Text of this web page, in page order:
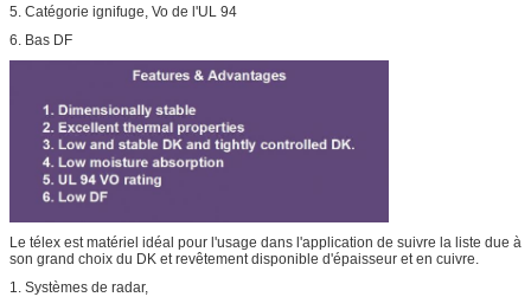
5. Catégorie ignifuge, Vo de l'UL 94
6. Bas DF
Le télex est matériel idéal pour l'usage dans l'application de suivre la liste due à
son grand choix du DK et revêtement disponible d'épaisseur et en cuivre.
1. Systèmes de radar,